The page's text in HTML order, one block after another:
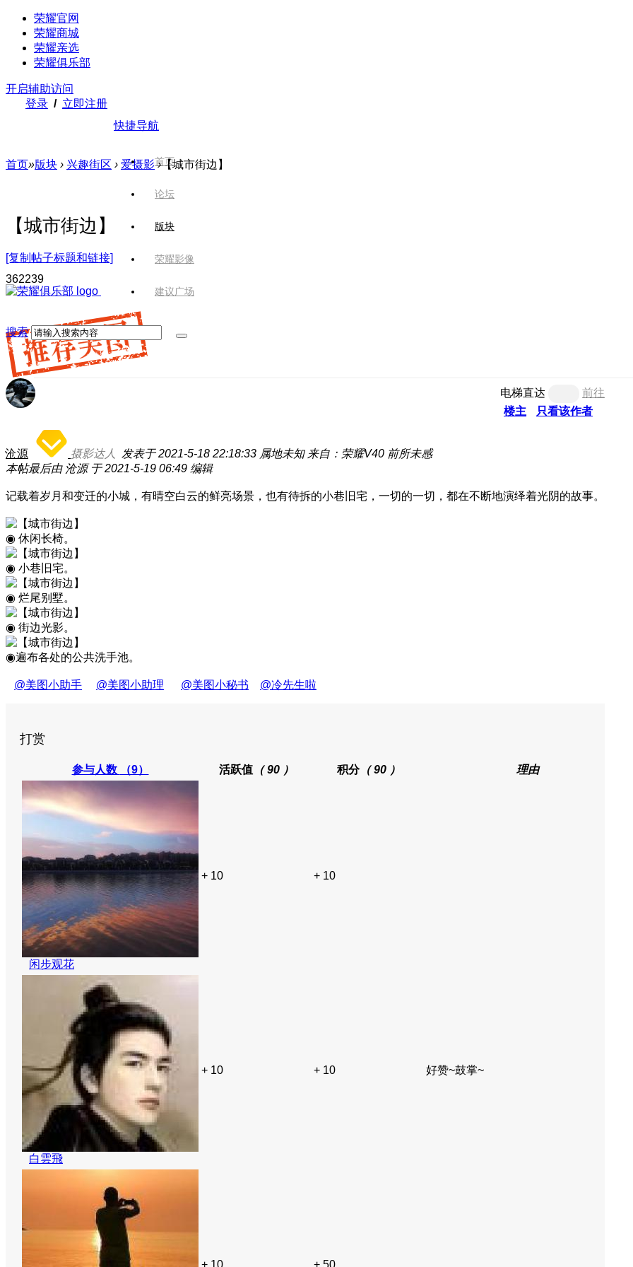
荣耀官网
荣耀商城
荣耀亲选
荣耀俱乐部
开启辅助访问
登录 / 立即注册
快捷导航
首页
论坛
版块
荣耀影像
建议广场
搜索
首页»版块 › 兴趣街区 › 爱摄影 ›【城市街边】
【城市街边】
[复制帖子标题和链接]
362239
电梯直达
前往
楼主
只看该作者
沧源 摄影达人 发表于 2021-5-18 22:18:33 属地未知 来自：荣耀V40 前所未感
本帖最后由 沧源 于 2021-5-19 06:49 编辑
记载着岁月和变迁的小城，有晴空白云的鲜亮场景，也有待拆的小巷旧宅，一切的一切，都在不断地演绎着光阴的故事。
◉ 休闲长椅。
◉ 小巷旧宅。
◉ 烂尾别墅。
◉ 街边光影。
◉遍布各处的公共洗手池。
@美图小助手 @美图小助理 @美图小秘书 @冷先生啦
打赏
参与人数 （9） 活跃值（ 90 ） 积分（ 90 ） 理由
闲步观花
+ 10 + 10
白雲飛
+ 10 + 10 好赞~鼓掌~
+ 10 + 50